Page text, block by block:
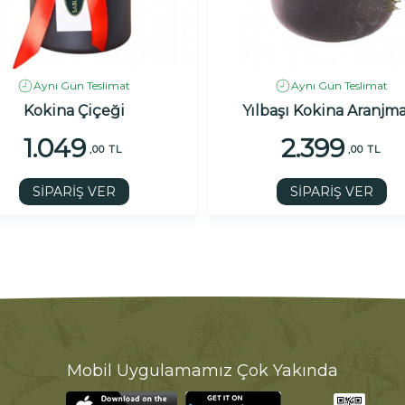
Aynı Gün Teslimat
Kokina Çiçeği
1.049 ,00 TL
SİPARİŞ VER
Aynı Gün Teslimat
Yılbaşı Kokina
2.399 ,00 TL
SİPARİŞ VER
Mobil Uygulamamız Çok Yakında